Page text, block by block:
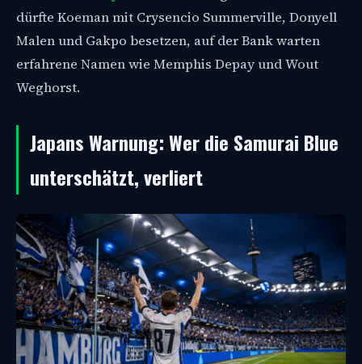
dürfte Koeman mit Crysencio Summerville, Donyell
Malen und Gakpo besetzen, auf der Bank warten
erfahrene Namen wie Memphis Depay und Wout
Weghorst.
Japans Warnung: Wer die Samurai Blue
unterschätzt, verliert